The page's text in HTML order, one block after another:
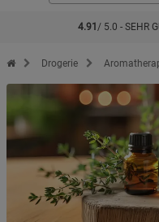
4.91 / 5.0 - SEHR
Zur Startseite des Kopp Verlag
Drogerie